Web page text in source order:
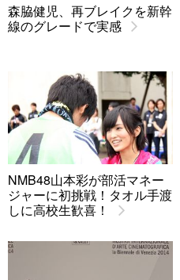
森脇健児、再ブレイクを新幹
線のグレードで実感
NMB48山本彩が部活マネー
ジャーに初挑戦！タオル手渡
しに高校生歓喜！